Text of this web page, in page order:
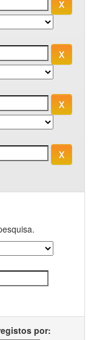
por: